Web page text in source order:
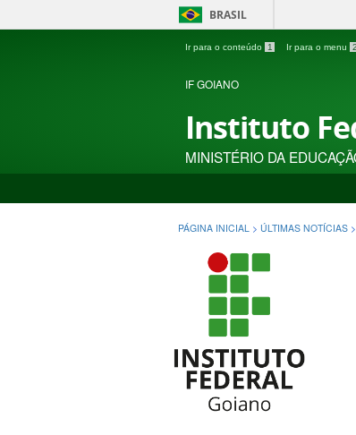
BRASIL
Ir para o conteúdo 1 Ir para o menu 2
IF GOIANO
Instituto
MINISTÉRIO DA
PÁGINA INICIAL > ÚLTIMAS NOTÍCIAS >